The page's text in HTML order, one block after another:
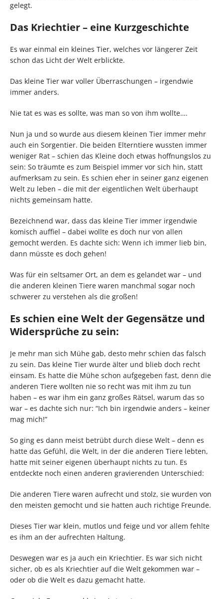
gelegt.
Das Kriechtier – eine Kurzgeschichte
Es war einmal ein kleines Tier, welches vor längerer Zeit
schon das Licht der Welt erblickte.
Das kleine Tier war voller Überraschungen – irgendwie
immer anders.
Nie tat es was es sollte, was man so von ihm wollte….
Nun ja und so wurde aus diesem kleinen Tier immer mehr
auch ein Sorgentier. Die beiden Elterntiere wussten immer
weniger Rat – schien das Kleine doch etwas hoffnungslos zu
sein: So träumte es zum Beispiel immer vor sich hin, statt
aufmerksam zu sein. Es schien eher in seiner ganz eigenen
Welt zu leben – die mit der eigentlichen Welt überhaupt
nichts gemeinsam hatte.
Bezeichnend war, dass das kleine Tier immer irgendwie
komisch auffiel – dabei wollte es doch nur von allen
gemocht werden. Es dachte sich: Wenn ich immer lieb bin,
dann müsste es doch gehen!
Was für ein seltsamer Ort, an dem es gelandet war – und
die anderen kleinen Tiere waren manchmal sogar noch
schwerer zu verstehen als die großen!
Es schien eine Welt der Gegensätze und
Widersprüche zu sein:
Je mehr man sich Mühe gab, desto mehr schien das falsch
zu sein. Das kleine Tier wurde älter und blieb doch recht
einsam. Es hatte die Mühe schon aufgegeben fast, denn die
anderen Tiere wollten nie so recht was mit ihm zu tun
haben – es war ihm ein ganz großes Rätsel, warum das so
war – es dachte sich nur: “Ich bin irgendwie anders – keiner
mag mich!”
So ging es dann meist betrübt durch diese Welt – denn es
hatte das Gefühl, die Welt, in der die anderen Tiere lebten,
hatte mit seiner eigenen überhaupt nichts zu tun. Es
entdeckte noch einen anderen gravierenden Unterschied:
Die anderen Tiere waren aufrecht und stolz, sie wurden von
den meisten gemocht und sie hatten auch richtige Freunde.
Dieses Tier war klein, mutlos und feige und vor allem fehlte
es ihm an der aufrechten Haltung.
Deswegen war es ja auch ein Kriechtier. Es war sich nicht
sicher, ob es als Kriechtier auf die Welt gekommen war –
oder ob die Welt es dazu gemacht hatte.